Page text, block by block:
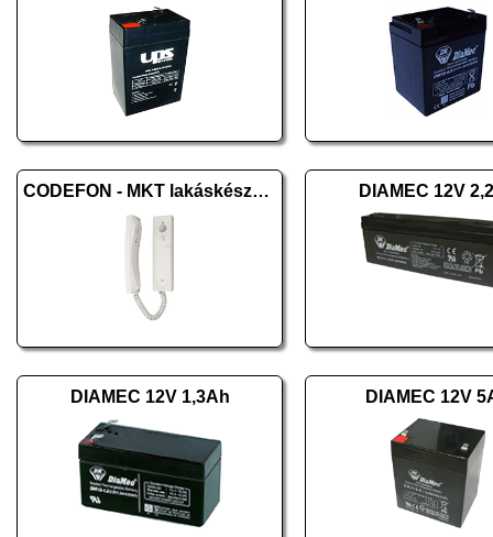
CODEFON - MKT lakáskészülék DIAMEC 12V
DIAMEC 12V 1,3Ah DIAMEC 12V